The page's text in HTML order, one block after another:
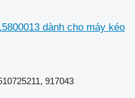
dành cho máy kéo
917043